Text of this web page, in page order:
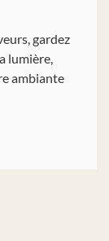
gardez
lumière,
ambiante